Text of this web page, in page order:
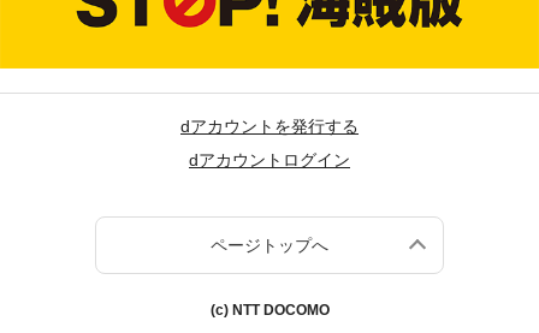
dアカウントを発行する
dアカウントログイン
ページトップへ
(c) NTT DOCOMO